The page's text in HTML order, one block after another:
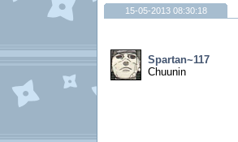
15-05-2013 08:30:18
Spartan~117
Chuunin